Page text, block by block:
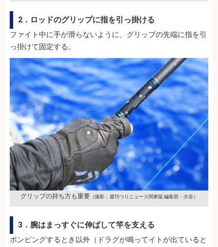
2．ロッドのグリップに指を引っ掛ける
ファイト中に手が滑らないように、グリップの先端に指を引
っ掛けて固定する。
グリップの持ち方も重要（撮影：週刊つりニュース関東版 編集部・大谷）
3．腕はまっすぐに伸ばして竿を支える
ポンピングするとき以外（ドラグが鳴ってイトが出ていると